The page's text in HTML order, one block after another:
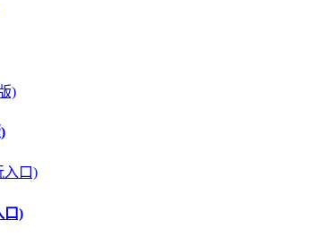
口)